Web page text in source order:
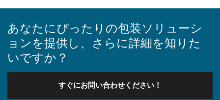
あなたにぴったりの包装ソリューシ
ョンを提供し、さらに詳細を知りた
いですか？
すぐにお問い合わせください！